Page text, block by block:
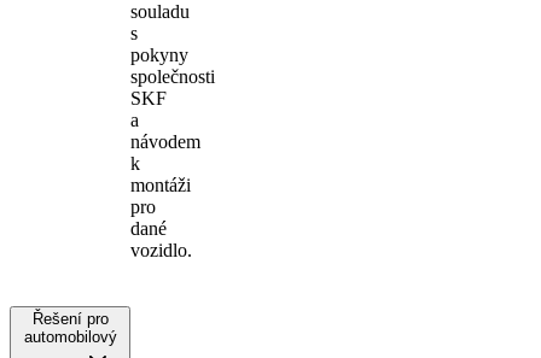
souladu
s
pokyny
společnosti
SKF
a
návodem
k
montáži
pro
dané
vozidlo.
Řešení pro
automobilový